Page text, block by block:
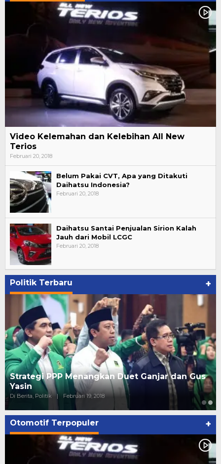
Video Kelemahan dan Kelebihan All New
Terios
Februari 20, 2018
Belum Pakai CVT, Apa yang Ditakuti
Daihatsu Indonesia?
Februari 20, 2018
Daihatsu Santai Penjualan Sirion Kalah
Jauh dari Mobil LCGC
Februari 20, 2018
Politik Terbaru +
Strategi PPP Menangkan Duet Ganjar dan Gus
Yasin
Di Berita, Politik | Februari 19, 2018
Otomotif Terpopuler +